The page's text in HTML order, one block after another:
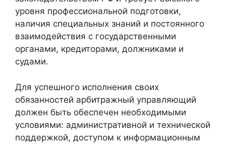
уровня профессиональной подготовки,
наличия специальных знаний и постоянного
взаимодействия с государственными
органами, кредиторами, должниками и
судами.
Для успешного исполнения своих
обязанностей арбитражный управляющий
должен быть обеспечен необходимыми
условиями: административной и технической
поддержкой, доступом к информационным